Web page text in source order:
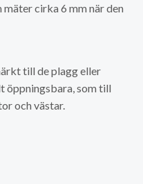
cirka 6 mm när den
till de plagg eller
öppningsbara, som till
och västar.